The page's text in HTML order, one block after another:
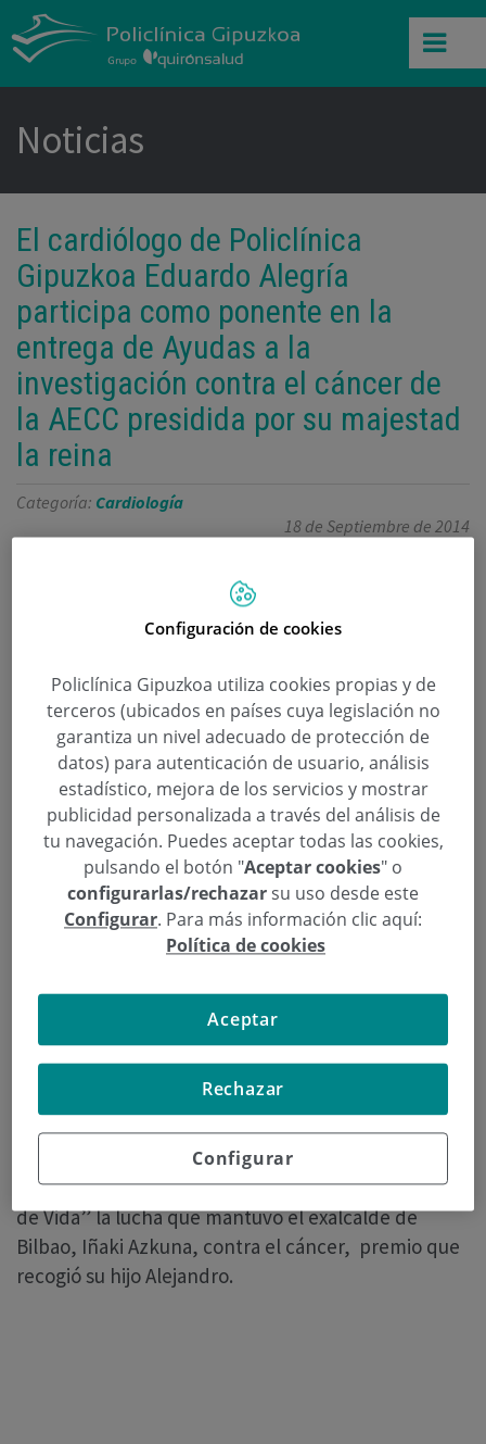
Noticias
El cardiólogo de Policlínica
Gipuzkoa Eduardo Alegría
participa como ponente en la
entrega de Ayudas a la
investigación contra el cáncer de
la AECC presidida por su majestad
la reina
Categoría: Cardiología
18 de Septiembre de 2014
estilos de vida,
,tabaco
Letizia presidió la entrega de ayudas a la
investigación oncológica que concede la Asociación
Española Contra el Cáncer (AECC), en el Teatro
Victoria Eugenia de San Sebastián.
Al acto acudió el cardiólogo de Policlínica Gipuzkoa
Eduardo Alegría para explicar los factores de riesgo
que provocan una vida poco saludable, durante su
ponencia el doctor explicó que los 4 factores:
tabaco, alcohol, dieta inadecuada e inactividad
cardiovasculares, cánceres, respiratorias crónicas y
diabetes. Además, “alrededor del 40% de los
cánceres se podrían evitar dado que se producen
por factores externos ligados a los estilos de vida”
aseguró el doctor Alegría.
En el mismo acto se reconoció con el galardón “V
de Vida” la lucha que mantuvo el exalcalde de
Bilbao, Iñaki Azkuna, contra el cáncer, premio que
recogió su hijo Alejandro.
Configuración de cookies
Policlínica Gipuzkoa utiliza cookies propias y de
terceros (ubicados en países cuya legislación no
garantiza un nivel adecuado de protección de
datos) para autenticación de usuario, análisis
estadístico, mejora de los servicios y mostrar
publicidad personalizada a través del análisis de
tu navegación. Puedes aceptar todas las cookies,
pulsando el botón "Aceptar cookies" o
configurarlas/rechazarsu uso desde este
Configurar. Para más información clic aquí:
Política de cookies
Configurar
Rechazar
Aceptar